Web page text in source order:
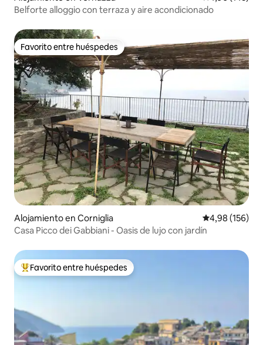
Belforte alloggio con terraza y aire acondicionado
Favorito entre huéspedes
Favorito entre huéspedes
Alojamiento en Corniglia Calificación
4,98 (156)
Casa Picco dei Gabbiani - Oasis de lujo con jardín
Favorito entre los huéspedes más destacados
Favorito entre huéspedes